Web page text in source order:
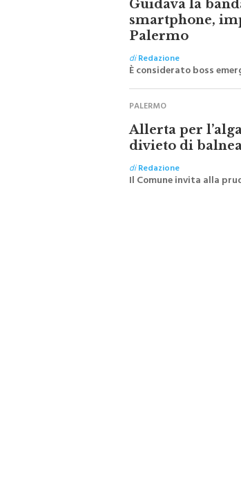
Guidava la
smartphone,
Palermo
diRedazione
È considerato boss
Allerta per
divieto di
diRedazione
Il Comune invita alla